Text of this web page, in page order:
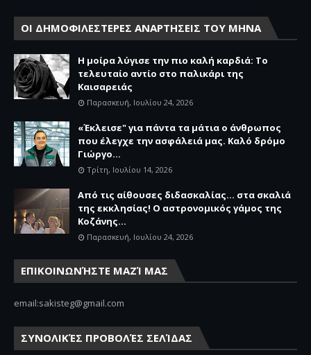
ΟΙ ΔΗΜΟΦΙΛΕΣΤΕΡΕΣ ΑΝΑΡΤΗΣΕΙΣ ΤΟΥ ΜΗΝΑ
Η μοίρα λύγισε την πιο καλή καρδιά: Το
τελευταίο αντίο στο παλικάρι της
Καισαρειάς
Παρασκευή, Ιουλίου 24, 2026
«Έκλεισε" για πάντα τα μάτια ο άνθρωπος
που έλεγχε την ασφάλειά μας. Καλό δρόμο
Γιώργο...
Τρίτη, Ιουλίου 14, 2026
Από τις αίθουσες διδασκαλίας… στα σκαλιά
της εκκλησίας! Ο αστρονομικός γάμος της
Κοζάνης...
Παρασκευή, Ιουλίου 24, 2026
ΕΠΙΚΟΙΝΩΝΉΣΤΕ ΜΑΖΊ ΜΑΣ
email:sakisteg@gmail.com
ΣΥΝΟΛΙΚΈΣ ΠΡΟΒΟΛΈΣ ΣΕΛΊΔΑΣ